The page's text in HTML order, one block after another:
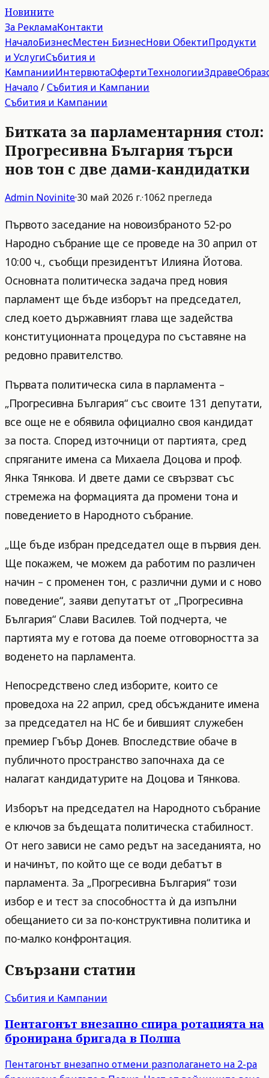
Новините
За РекламаКонтакти
НачалоБизнесМестен БизнесНови ОбектиПродукти
и УслугиСъбития и
КампанииИнтервютаОфертиТехнологииЗдраве
Начало/Събития и Кампании
Събития и Кампании
Битката за парламентарния стол:
Прогресивна България търси
нов тон с две дами-кандидатки
Admin Novinite·30 май 2026 г.·1062 прегледа
Първото заседание на новоизбраното 52-ро
Народно събрание ще се проведе на 30 април от
10:00 ч., съобщи президентът Илияна Йотова.
Основната политическа задача пред новия
парламент ще бъде изборът на председател,
след което държавният глава ще задейства
конституционната процедура по съставяне на
редовно правителство.
Първата политическа сила в парламента –
„Прогресивна България“ със своите 131 депутати,
все още не е обявила официално своя кандидат
за поста. Според източници от партията, сред
спряганите имена са Михаела Доцова и проф.
Янка Тянкова. И двете дами се свързват със
стремежа на формацията да промени тона и
поведението в Народното събрание.
„Ще бъде избран председател още в първия ден.
Ще покажем, че можем да работим по различен
начин – с променен тон, с различни думи и с ново
поведение“, заяви депутатът от „Прогресивна
България“ Слави Василев. Той подчерта, че
партията му е готова да поеме отговорността за
воденето на парламента.
Непосредствено след изборите, които се
проведоха на 22 април, сред обсъжданите имена
за председател на НС бе и бившият служебен
премиер Гъбър Донев. Впоследствие обаче в
публичното пространство започнаха да се
налагат кандидатурите на Доцова и Тянкова.
Изборът на председател на Народното събрание
е ключов за бъдещата политическа стабилност.
От него зависи не само редът на заседанията, но
и начинът, по който ще се води дебатът в
парламента. За „Прогресивна България“ този
избор е и тест за способността ѝ да изпълни
обещанието си за по-конструктивна политика и
по-малко конфронтация.
Свързани статии
Събития и Кампании
Пентагонът внезапно спира ротацията на
бронирана бригада в Полша
Пентагонът внезапно отмени разполагането на 2-ра